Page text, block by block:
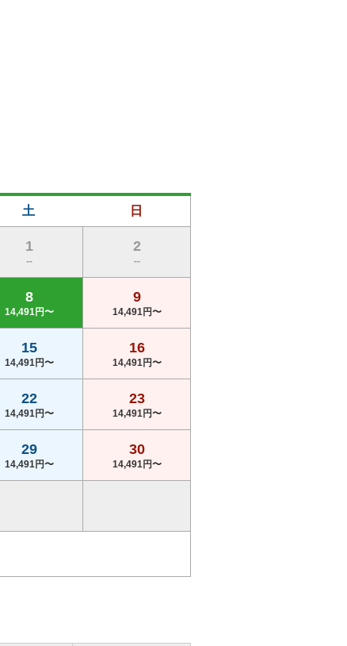
土 日
1
--
2
--
8
14,491円〜
9
14,491円〜
15
14,491円〜
16
14,491円〜
22
14,491円〜
23
14,491円〜
29
14,491円〜
30
14,491円〜